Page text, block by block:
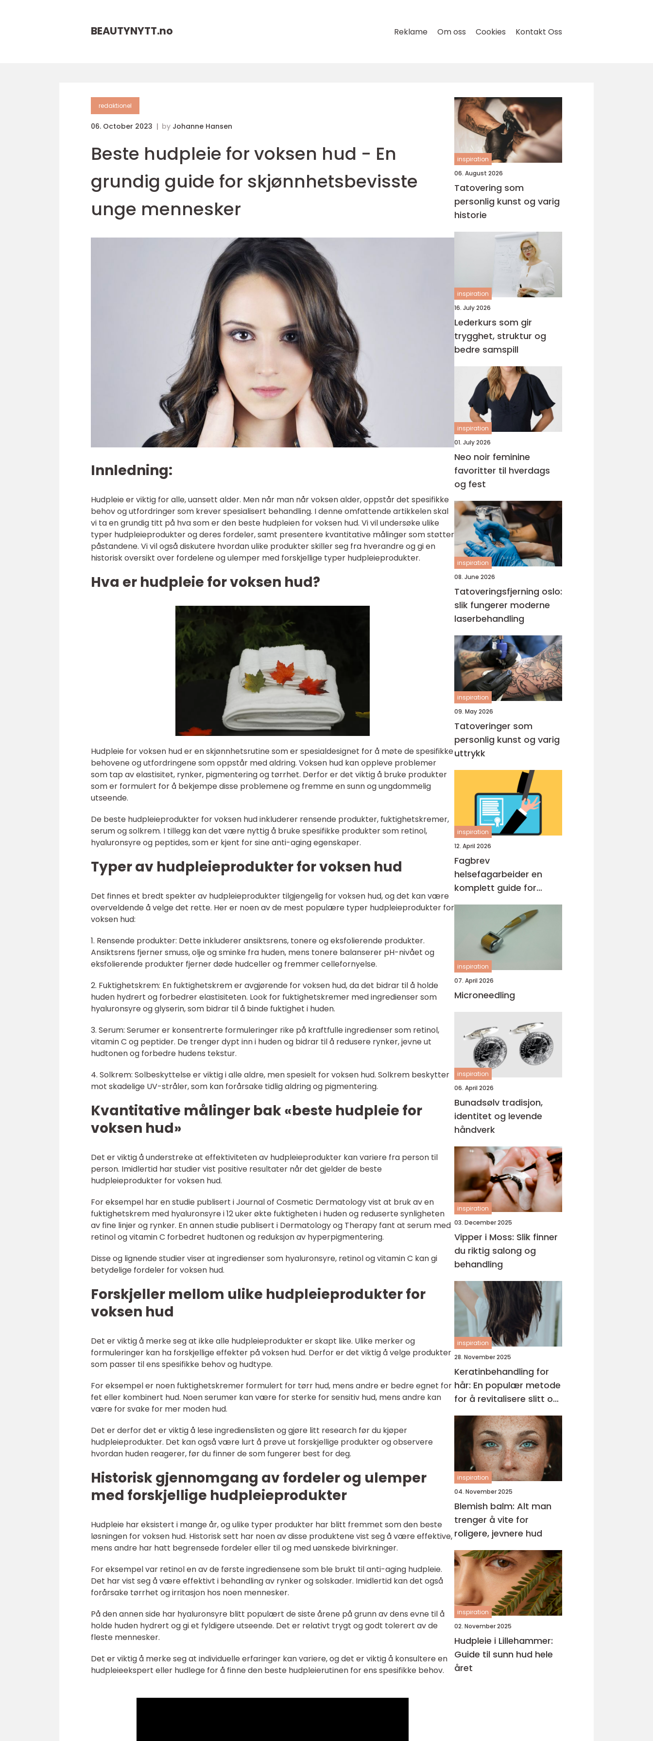
BEAUTYNYTT.no Reklame Om oss Cookies Kontakt Oss
redaktionel
06. October 2023 by Johanne Hansen
Beste hudpleie for voksen hud - En
grundig guide for skjønnhetsbevisste
unge mennesker
Innledning:
Hudpleie er viktig for alle, uansett alder. Men når man når voksen alder, oppstår det spesifikke
behov og utfordringer som krever spesialisert behandling. I denne omfattende artikkelen skal
vi ta en grundig titt på hva som er den beste hudpleien for voksen hud. Vi vil undersøke ulike
typer hudpleieprodukter og deres fordeler, samt presentere kvantitative målinger som støtter
påstandene. Vi vil også diskutere hvordan ulike produkter skiller seg fra hverandre og gi en
historisk oversikt over fordelene og ulemper med forskjellige typer hudpleieprodukter.
Hva er hudpleie for voksen hud?
Hudpleie for voksen hud er en skjønnhetsrutine som er spesialdesignet for å møte de spesifikke
behovene og utfordringene som oppstår med aldring. Voksen hud kan oppleve problemer
som tap av elastisitet, rynker, pigmentering og tørrhet. Derfor er det viktig å bruke produkter
som er formulert for å bekjempe disse problemene og fremme en sunn og ungdommelig
utseende.
De beste hudpleieprodukter for voksen hud inkluderer rensende produkter, fuktighetskremer,
serum og solkrem. I tillegg kan det være nyttig å bruke spesifikke produkter som retinol,
hyaluronsyre og peptides, som er kjent for sine anti-aging egenskaper.
Typer av hudpleieprodukter for voksen hud
Det finnes et bredt spekter av hudpleieprodukter tilgjengelig for voksen hud, og det kan være
overveldende å velge det rette. Her er noen av de mest populære typer hudpleieprodukter for
voksen hud:
1. Rensende produkter: Dette inkluderer ansiktsrens, tonere og eksfolierende produkter.
Ansiktsrens fjerner smuss, olje og sminke fra huden, mens tonere balanserer pH-nivået og
eksfolierende produkter fjerner døde hudceller og fremmer cellefornyelse.
2. Fuktighetskrem: En fuktighetskrem er avgjørende for voksen hud, da det bidrar til å holde
huden hydrert og forbedrer elastisiteten. Look for fuktighetskremer med ingredienser som
hyaluronsyre og glyserin, som bidrar til å binde fuktighet i huden.
3. Serum: Serumer er konsentrerte formuleringer rike på kraftfulle ingredienser som retinol,
vitamin C og peptider. De trenger dypt inn i huden og bidrar til å redusere rynker, jevne ut
hudtonen og forbedre hudens tekstur.
4. Solkrem: Solbeskyttelse er viktig i alle aldre, men spesielt for voksen hud. Solkrem beskytter
mot skadelige UV-stråler, som kan forårsake tidlig aldring og pigmentering.
Kvantitative målinger bak «beste hudpleie for
voksen hud»
Det er viktig å understreke at effektiviteten av hudpleieprodukter kan variere fra person til
person. Imidlertid har studier vist positive resultater når det gjelder de beste
hudpleieprodukter for voksen hud.
For eksempel har en studie publisert i Journal of Cosmetic Dermatology vist at bruk av en
fuktighetskrem med hyaluronsyre i 12 uker økte fuktigheten i huden og reduserte synligheten
av fine linjer og rynker. En annen studie publisert i Dermatology og Therapy fant at serum med
retinol og vitamin C forbedret hudtonen og reduksjon av hyperpigmentering.
Disse og lignende studier viser at ingredienser som hyaluronsyre, retinol og vitamin C kan gi
betydelige fordeler for voksen hud.
Forskjeller mellom ulike hudpleieprodukter for
voksen hud
Det er viktig å merke seg at ikke alle hudpleieprodukter er skapt like. Ulike merker og
formuleringer kan ha forskjellige effekter på voksen hud. Derfor er det viktig å velge produkter
som passer til ens spesifikke behov og hudtype.
For eksempel er noen fuktighetskremer formulert for tørr hud, mens andre er bedre egnet for
fet eller kombinert hud. Noen serumer kan være for sterke for sensitiv hud, mens andre kan
være for svake for mer moden hud.
Det er derfor det er viktig å lese ingredienslisten og gjøre litt research før du kjøper
hudpleieprodukter. Det kan også være lurt å prøve ut forskjellige produkter og observere
hvordan huden reagerer, før du finner de som fungerer best for deg.
Historisk gjennomgang av fordeler og ulemper
med forskjellige hudpleieprodukter
Hudpleie har eksistert i mange år, og ulike typer produkter har blitt fremmet som den beste
løsningen for voksen hud. Historisk sett har noen av disse produktene vist seg å være effektive,
mens andre har hatt begrensede fordeler eller til og med uønskede bivirkninger.
For eksempel var retinol en av de første ingrediensene som ble brukt til anti-aging hudpleie.
Det har vist seg å være effektivt i behandling av rynker og solskader. Imidlertid kan det også
forårsake tørrhet og irritasjon hos noen mennesker.
På den annen side har hyaluronsyre blitt populært de siste årene på grunn av dens evne til å
holde huden hydrert og gi et fyldigere utseende. Det er relativt trygt og godt tolerert av de
fleste mennesker.
Det er viktig å merke seg at individuelle erfaringer kan variere, og det er viktig å konsultere en
hudpleieekspert eller hudlege for å finne den beste hudpleierutinen for ens spesifikke behov.
inspiration
06. August 2026
Tatovering som
personlig kunst og varig
historie
inspiration
16. July 2026
Lederkurs som gir
trygghet, struktur og
bedre samspill
inspiration
01. July 2026
Neo noir feminine
favoritter til hverdags
og fest
inspiration
08. June 2026
Tatoveringsfjerning oslo:
slik fungerer moderne
laserbehandling
inspiration
09. May 2026
Tatoveringer som
personlig kunst og varig
uttrykk
inspiration
12. April 2026
Fagbrev
helsefagarbeider en
komplett guide for
voksne og
praksiskandidater
inspiration
07. April 2026
Microneedling
inspiration
06. April 2026
Bunadsølv tradisjon,
identitet og levende
håndverk
inspiration
03. December 2025
Vipper i Moss: Slik finner
du riktig salong og
behandling
inspiration
28. November 2025
Keratinbehandling for
hår: En populær metode
for å revitalisere slitt og
krusete hår
inspiration
04. November 2025
Blemish balm: Alt man
trenger å vite for
roligere, jevnere hud
inspiration
02. November 2025
Hudpleie i Lillehammer:
Guide til sunn hud hele
året